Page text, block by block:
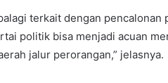
terkait dengan
politik bisa menjadi acuan
jalur perorangan,” jelasnya.